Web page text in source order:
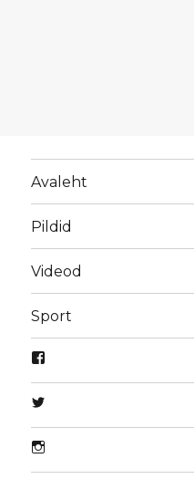
Avaleht
Pildid
Videod
Sport